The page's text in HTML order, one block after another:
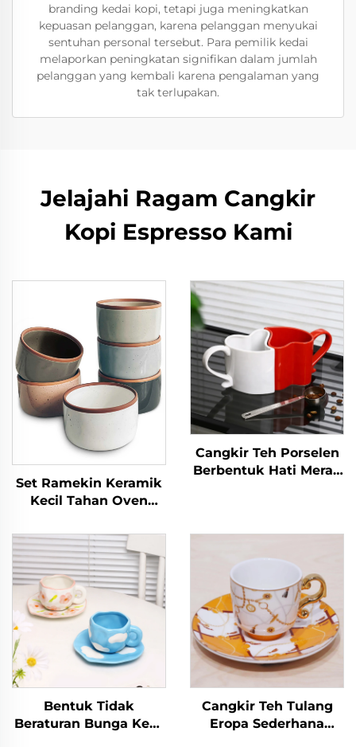
branding kedai kopi, tetapi juga meningkatkan
kepuasan pelanggan, karena pelanggan menyukai
sentuhan personal tersebut. Para pemilik kedai
melaporkan peningkatan signifikan dalam jumlah
pelanggan yang kembali karena pengalaman yang
tak terlupakan.
Jelajahi Ragam Cangkir
Kopi Espresso Kami
Set Ramekin Keramik
Kecil Tahan Oven
Cangkir Puding, Krem,
Saus Celup, Mangkuk
Mini Tunggal
Cangkir Teh Porselen
Berbentuk Hati Merah
Bentuk Tidak
Beraturan Bunga Kecil
Cangkir Teh Tulang
Eropa Sederhana